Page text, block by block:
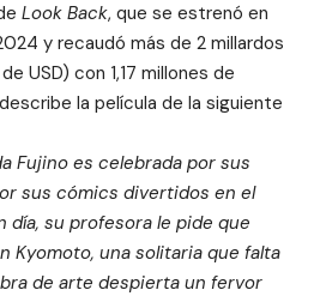
Look Back, que se estrenó en
y recaudó más de 2 millardos
USD) con 1,17 millones de
la película de la siguiente
Fujino es celebrada por sus
sus cómics divertidos en el
día, su profesora le pide que
Kyomoto, una solitaria que falta
de arte despierta un fervor